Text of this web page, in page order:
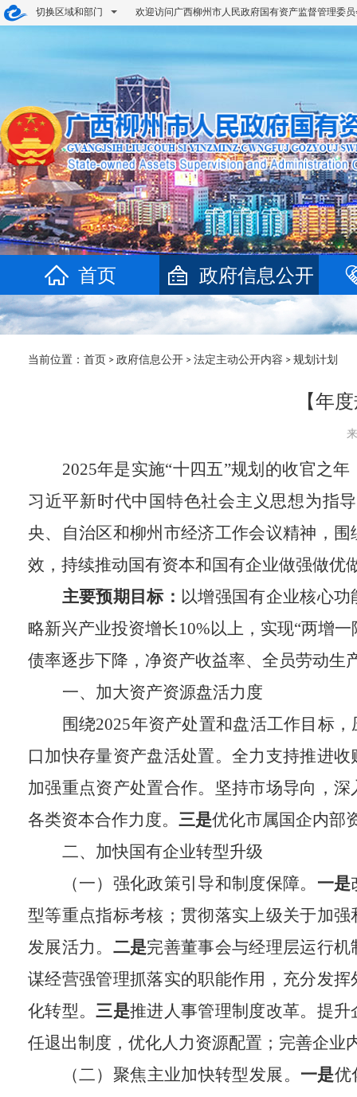
切换区域和部门 欢迎访问广西柳州市人民政府国有资产监督管理委
首页 政府信息公开
当前位置： 首页 > 政府信息公开 > 法定主动公开内容 > 规划计划
【年
2025年是实施“十四五”规划的收官之
习近平新时代中国特色社会主义思想为指
央、自治区和柳州市经济工作会议精神，
效，持续推动国有资本和国有企业做强做优
主要预期目标： 以增强国有企业核心
略新兴产业投资增长10%以上，实现“两增
债率逐步下降，净资产收益率、全员劳动生
一、加大资产资源盘活力度
围绕2025年资产处置和盘活工作目标
口加快存量资产盘活处置。 全力支持推进收
加强重点资产处置合作。坚持市场导向，
各类资本合作力度。 三是优化市属国企内部
二、加快国有企业转型升级
（一）强化政策引导和制度保障。 一是
型等重点指标考核；贯彻落实上级关于加
发展活力。 二是完善董事会与经理层运行
谋经营强管理抓落实的职能作用，充分发
化转型。三是推进人事管理制度改革。提
任退出制度，优化人力资源配置；完善企业
（二）聚焦主业加快转型发展。 一是优